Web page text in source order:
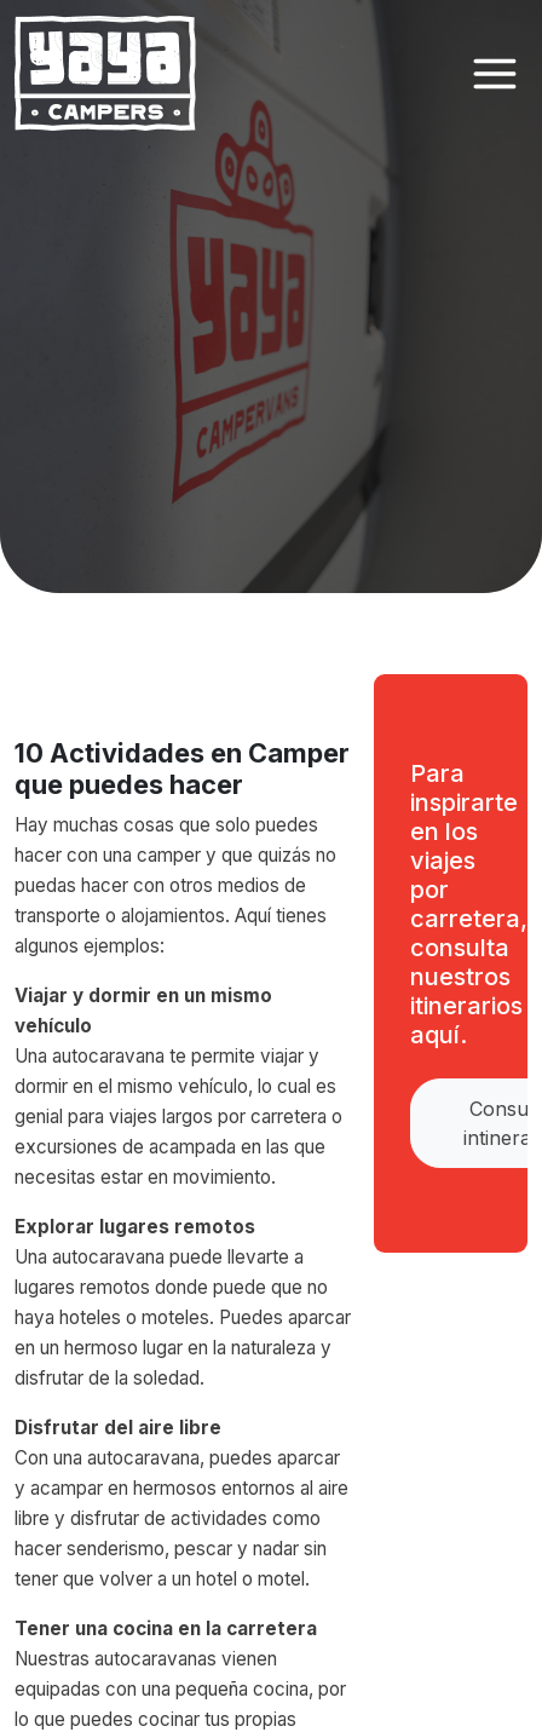
10 Actividades en Camper
que puedes hacer
Hay muchas cosas que solo puedes
hacer con una camper y que quizás no
puedas hacer con otros medios de
transporte o alojamientos. Aquí tienes
algunos ejemplos:
Viajar y dormir en un mismo
vehículo
Una autocaravana te permite viajar y
dormir en el mismo vehículo, lo cual es
genial para viajes largos por carretera o
excursiones de acampada en las que
necesitas estar en movimiento.
Explorar lugares remotos
Una autocaravana puede llevarte a
lugares remotos donde puede que no
haya hoteles o moteles. Puedes aparcar
en un hermoso lugar en la naturaleza y
disfrutar de la soledad.
Disfrutar del aire libre
Con una autocaravana, puedes aparcar
y acampar en hermosos entornos al aire
libre y disfrutar de actividades como
hacer senderismo, pescar y nadar sin
tener que volver a un hotel o motel.
Tener una cocina en la carretera
Nuestras autocaravanas vienen
equipadas con una pequeña cocina, por
lo que puedes cocinar tus propias
Para
inspirarte
en los
viajes
por
carretera,
consulta
nuestros
itinerarios
aquí.